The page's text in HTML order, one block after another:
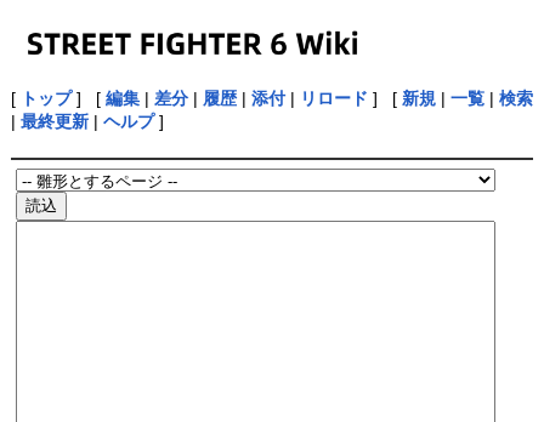
[ トップ] [ 編集| 差分| 履歴| 添付| リロード ] [ 新規| 一覧| 検索
| 最終更新| ヘルプ]